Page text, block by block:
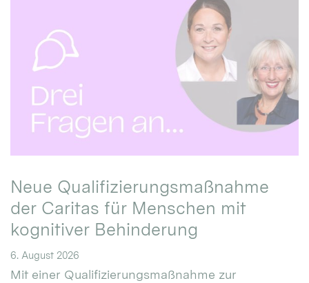
Neue Qualifizierungsmaßnahme
der Caritas für Menschen mit
kognitiver Behinderung
6. August 2026
Mit einer Qualifizierungsmaßnahme zur